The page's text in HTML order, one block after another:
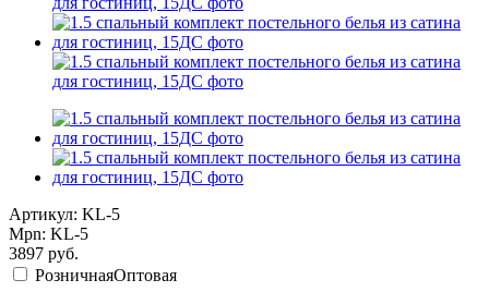
Артикул: KL-5
Mpn: KL-5
3897 руб.
РозничнаяОптовая